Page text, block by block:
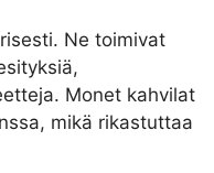
Ne toimivat
Monet kahvilat
mikä rikastuttaa